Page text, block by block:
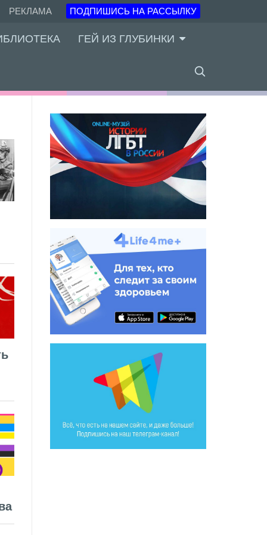
РЕКЛАМА ПОДПИШИСЬ НА РАССЫЛКУ
ГЕЙ ИЗ ГЛУБИНКИ